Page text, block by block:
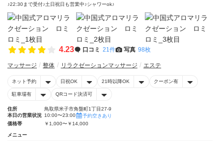
♪22:30まで受付♪土日祝日も営業中♪シャワーok♪
4.23 口コミ 21件 写真 98枚
マッサージ 整体 リラクゼーションマッサージ エステ
ネット予約 日祝OK 21時以降OK クーポン有
駐車場有 QRコード決済可
住所
鳥取県米子市角盤町1丁目27-9
本日の営業状況 10:00〜23:00
予約空きあり
価格帯
￥1,000〜￥14,000
メニュー